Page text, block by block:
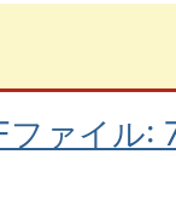
ファイル: